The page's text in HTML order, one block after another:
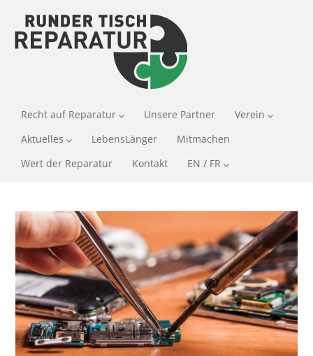
Recht auf Reparatur Unsere Partner
Verein
Aktuelles
LebensLänger
Mitmachen
Wert der Reparatur
Kontakt EN / FR